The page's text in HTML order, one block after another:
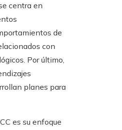
centra en
de
con
Por último,
planes para
es su enfoque